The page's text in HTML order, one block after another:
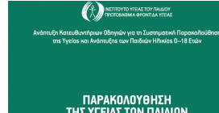
Ανακοινώσεις